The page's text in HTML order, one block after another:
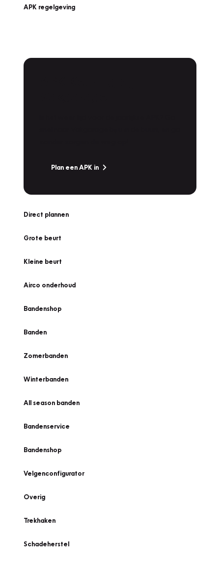
APK regelgeving
Plan een APK in
Direct plannen
Grote beurt
Kleine beurt
Airco onderhoud
Bandenshop
Banden
Zomerbanden
Winterbanden
All season banden
Bandenservice
Bandenshop
Velgenconfigurator
Overig
Trekhaken
Schadeherstel